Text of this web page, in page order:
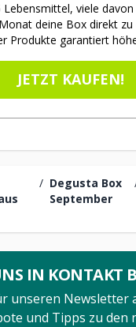
/ Degusta Box
September
Lebensmittel, viele
deine Box direkt zu
Produkte garantiert
JETZT KAUFEN!
IN KONTAKT
unseren Newsletter
und Tipps zu den